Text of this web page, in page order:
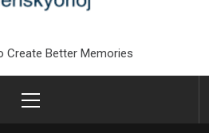
Create Better Memories
Menu